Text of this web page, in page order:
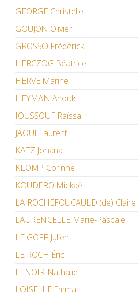
GEORGE Christelle
GOUJON Olivier
GROSSO Frédérick
HERCZOG Béatrice
HERVÉ Marine
HEYMAN Anouk
IOUSSOUF Raïssa
JAOUI Laurent
KATZ Johana
KLOMP Corinne
KOUDERO Mickaël
LA ROCHEFOUCAULD (de) Claire
LAURENCELLE Marie-Pascale
LE GOFF Julien
LE ROCH Éric
LENOIR Nathalie
LOISELLE Emma